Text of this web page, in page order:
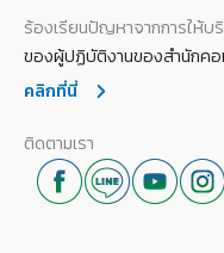
ร้องเรียนปัญหาจากการให้บ
ของผู้ปฏิบัติงานของสำนักค
คลิกที่นี่
ติดตามเรา